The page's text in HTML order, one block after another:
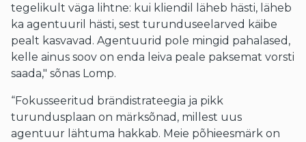
tegelikult väga lihtne: kui kliendil läheb hästi, läheb
ka agentuuril hästi, sest turunduseelarved käibe
pealt kasvavad. Agentuurid pole mingid pahalased,
kelle ainus soov on enda leiva peale paksemat vorsti
saada," sõnas Lomp.
“Fokusseeritud brändistrateegia ja pikk
turundusplaan on märksõnad, millest uus
agentuur lähtuma hakkab. Meie põhieesmärk on